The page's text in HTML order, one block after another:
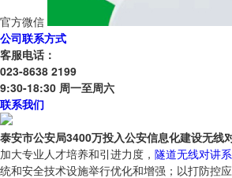
官方微信
公司联系方式
客服电话：
023-8638 2199
9:30-18:30 周一至周六
联系我们
泰安市公安局3400万投入公安信息化建设无线
加大专业人才培养和引进力度， 隧道无线对讲
统和安全技术设施举行优化和增强；以打防控